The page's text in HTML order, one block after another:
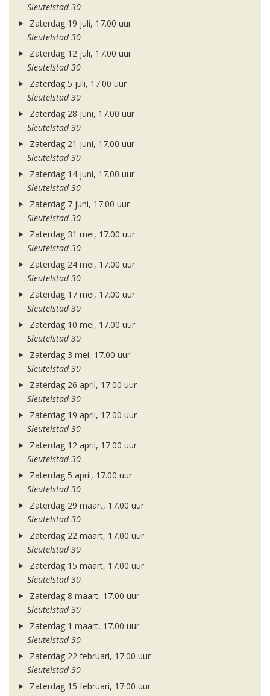
Sleutelstad 30
Zaterdag 19 juli, 17.00 uur
Sleutelstad 30
Zaterdag 12 juli, 17.00 uur
Sleutelstad 30
Zaterdag 5 juli, 17.00 uur
Sleutelstad 30
Zaterdag 28 juni, 17.00 uur
Sleutelstad 30
Zaterdag 21 juni, 17.00 uur
Sleutelstad 30
Zaterdag 14 juni, 17.00 uur
Sleutelstad 30
Zaterdag 7 juni, 17.00 uur
Sleutelstad 30
Zaterdag 31 mei, 17.00 uur
Sleutelstad 30
Zaterdag 24 mei, 17.00 uur
Sleutelstad 30
Zaterdag 17 mei, 17.00 uur
Sleutelstad 30
Zaterdag 10 mei, 17.00 uur
Sleutelstad 30
Zaterdag 3 mei, 17.00 uur
Sleutelstad 30
Zaterdag 26 april, 17.00 uur
Sleutelstad 30
Zaterdag 19 april, 17.00 uur
Sleutelstad 30
Zaterdag 12 april, 17.00 uur
Sleutelstad 30
Zaterdag 5 april, 17.00 uur
Sleutelstad 30
Zaterdag 29 maart, 17.00 uur
Sleutelstad 30
Zaterdag 22 maart, 17.00 uur
Sleutelstad 30
Zaterdag 15 maart, 17.00 uur
Sleutelstad 30
Zaterdag 8 maart, 17.00 uur
Sleutelstad 30
Zaterdag 1 maart, 17.00 uur
Sleutelstad 30
Zaterdag 22 februari, 17.00 uur
Sleutelstad 30
Zaterdag 15 februari, 17.00 uur